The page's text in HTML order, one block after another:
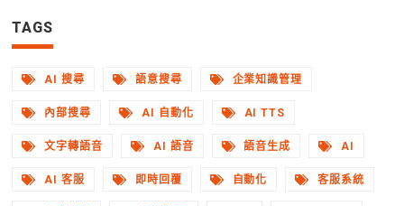
TAGS
AI 搜尋 語意搜尋 企業知識管理
內部搜尋 AI 自動化 AI TTS
文字轉語音 AI 語音 語音生成 AI
AI 客服 即時回覆 自動化 客服系統